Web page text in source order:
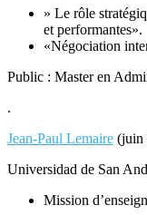
» Le rôle
et performantes».
«Négociation
Public : Master en
.
Jean-Paul Lemaire (juin
Universidad de San
Mission